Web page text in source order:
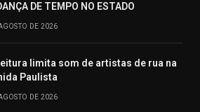
DE TEMPO NO ESTADO
DE 2026
limita som de artistas de rua na
Paulista
DE 2026